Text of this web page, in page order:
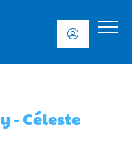
- Céleste